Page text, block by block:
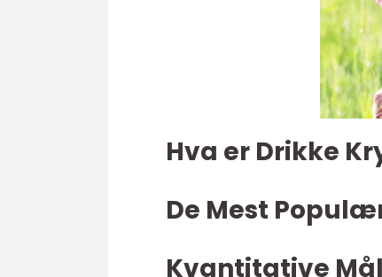
Hva er Drikke
De Mest
Kvantitative